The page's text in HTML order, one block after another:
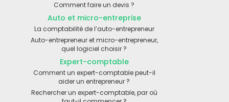
Comment faire un devis ?
Auto et micro-entreprise
La comptabilité de l’auto-entrepreneur
Auto-entrepreneur et micro-entrepreneur,
quel logiciel choisir ?
Expert-comptable
Comment un expert-comptable peut-il
aider un entrepreneur ?
Rechercher un expert-comptable, par où